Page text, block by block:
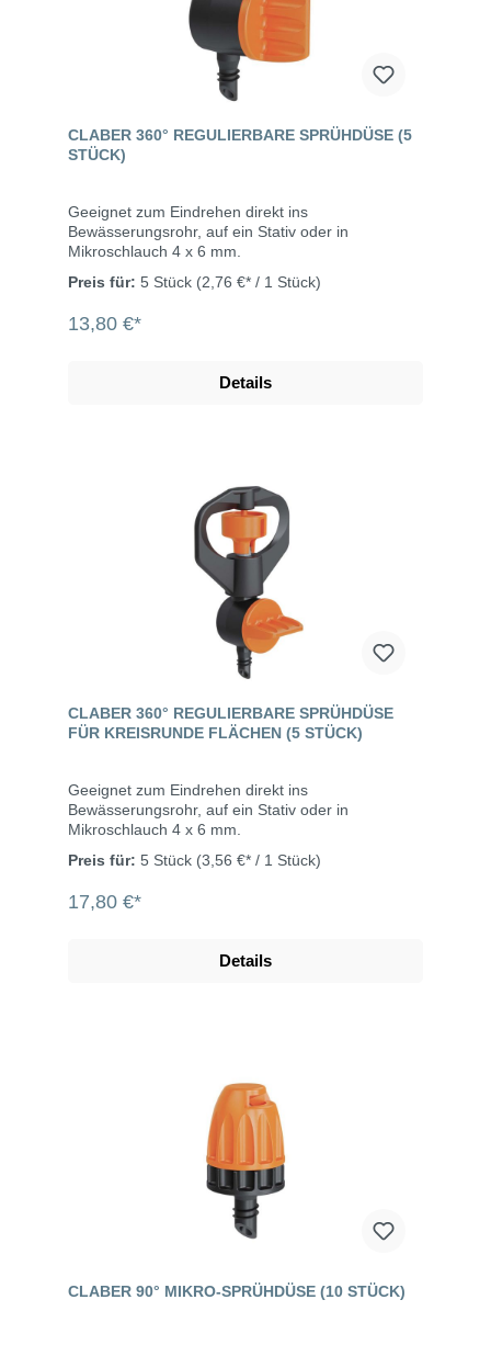
CLABER 360° REGULIERBARE SPRÜHDÜSE (5
STÜCK)
Geeignet zum Eindrehen direkt ins
Bewässerungsrohr, auf ein Stativ oder in
Mikroschlauch 4 x 6 mm.
Preis für: 5 Stück (2,76 €* / 1 Stück)
13,80 €*
Details
CLABER 360° REGULIERBARE SPRÜHDÜSE
FÜR KREISRUNDE FLÄCHEN (5 STÜCK)
Geeignet zum Eindrehen direkt ins
Bewässerungsrohr, auf ein Stativ oder in
Mikroschlauch 4 x 6 mm.
Preis für: 5 Stück (3,56 €* / 1 Stück)
17,80 €*
Details
CLABER 90° MIKRO-SPRÜHDÜSE (10 STÜCK)